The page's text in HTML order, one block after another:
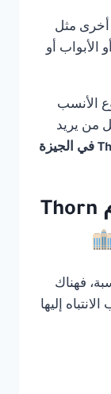
أخرى مثل
الأبواب أو
الأنسب
من يريد
معايير اختيار توريد نظام Thorn
فهناك
إليها